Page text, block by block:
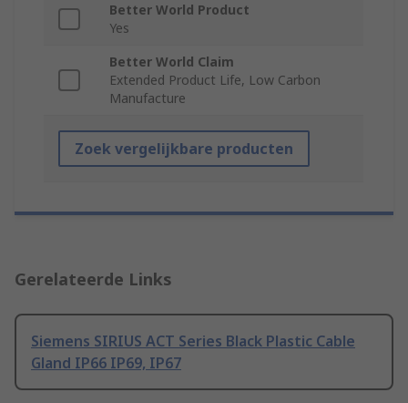
Better World Product
Yes
Better World Claim
Extended Product Life, Low Carbon
Manufacture
Zoek vergelijkbare producten
Gerelateerde Links
Siemens SIRIUS ACT Series Black Plastic Cable
Gland IP66 IP69, IP67